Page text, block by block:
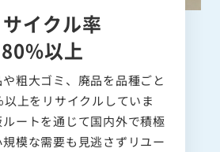
イクル率
80%以上
粗大ゴミ、廃品を品種ごと
上をリサイクルしていま
ートを通じて国内外で積極
模な需要も見逃さずリユー